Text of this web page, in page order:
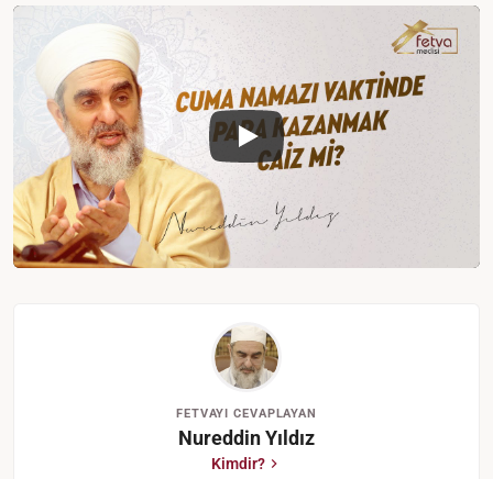
FETVAYI CEVAPLAYAN
Nureddin Yıldız
Kimdir?